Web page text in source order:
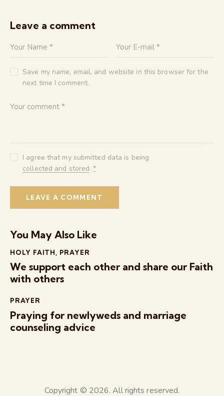
Leave a comment
Save my name, email, and website in this browser for the
next time I comment.
I agree that my submitted data is being
collected and stored.*
You May Also Like
HOLY FAITH PRAYER
We support each other and share our Faith
with others
PRAYER
Praying for newlyweds and marriage
counseling advice
Copyright © 2026. All rights reserved.